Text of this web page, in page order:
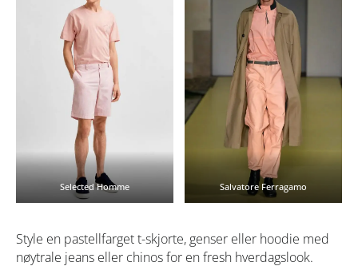
Selected Homme Salvatore Ferragamo
Style en pastellfarget t-skjorte, genser eller hoodie med
nøytrale jeans eller chinos for en fresh hverdagslook.